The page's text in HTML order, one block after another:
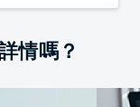
情嗎？